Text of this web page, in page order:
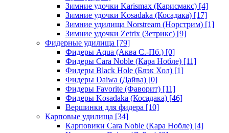
Зимние удочки Karismax (Карисмакс) [4]
Зимние удочки Kosadaka (Косадака) [17]
Зимние удилища Norstream (Норстрим) [1]
Зимние удочки Zetrix (Зетрикс) [9]
Фидерные удилища [79]
Фидеры Aqua (Аква С.-Пб.) [0]
Фидеры Cara Noble (Кара Нобле) [11]
Фидеры Black Hole (Блэк Хол) [1]
Фидеры Daiwa (Дайва) [0]
Фидеры Favorite (Фаворит) [11]
Фидеры Kosadaka (Косадака) [46]
Вершинки для фидера [10]
Карповые удилища [34]
Карповики Cara Noble (Кара Нобле) [4]